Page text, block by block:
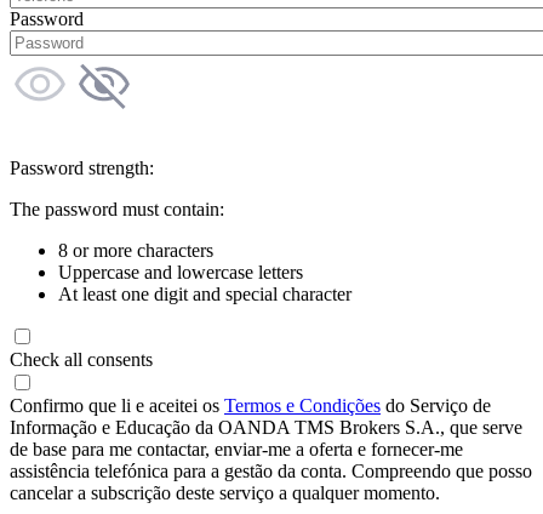
Password
Password strength:
The password must contain:
8 or more characters
Uppercase and lowercase letters
At least one digit and special character
Check all consents
Confirmo que li e aceitei os Termos e Condições do Serviço de
Informação e Educação da OANDA TMS Brokers S.A., que serve
de base para me contactar, enviar-me a oferta e fornecer-me
assistência telefónica para a gestão da conta. Compreendo que posso
cancelar a subscrição deste serviço a qualquer momento.